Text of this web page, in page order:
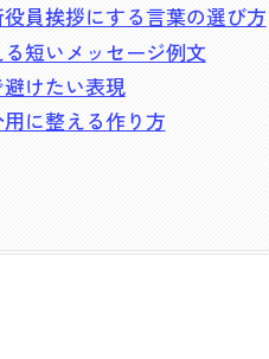
員挨拶にする言葉の選び方
短いメッセージ例文
けたい表現
に整える作り方